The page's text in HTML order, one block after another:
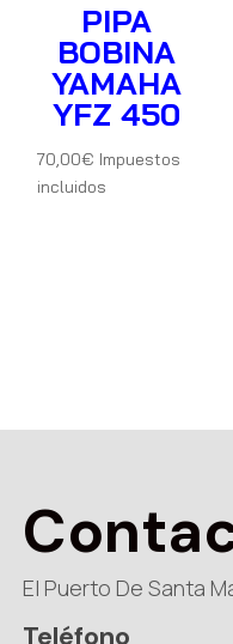
PIPA
BOBINA
YAMAHA
YFZ 450
70,00€ Impuestos
incluidos
El Puerto De Santa
Teléfono